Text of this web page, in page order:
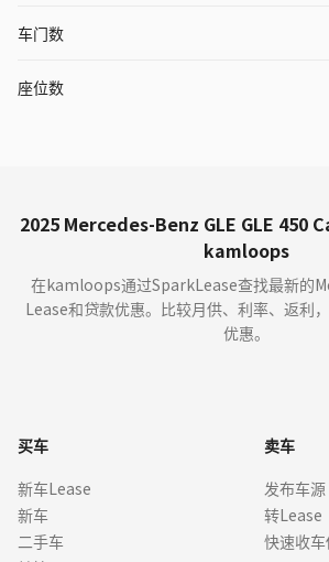
车门数
座位数
2025 Mercedes-Benz GLE GLE 450
kamloops
在kamloops通过SparkLease查找最新的
Lease和贷款优惠。比较月供、利率、返利
优惠。
买车
新车Lease
新车
二手车
卖车
发布车源
转Lease
快速收